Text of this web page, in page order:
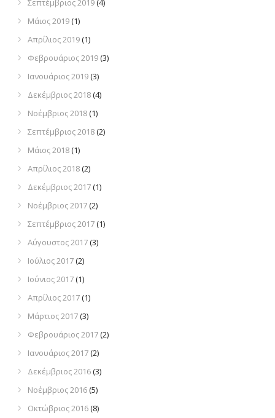
Σεπτέμβριος 2019(4)
Μάιος 2019(1)
Απρίλιος 2019(1)
Φεβρουάριος 2019(3)
Ιανουάριος 2019(3)
Δεκέμβριος 2018(4)
Νοέμβριος 2018(1)
Σεπτέμβριος 2018(2)
Μάιος 2018(1)
Απρίλιος 2018(2)
Δεκέμβριος 2017(1)
Νοέμβριος 2017(2)
Σεπτέμβριος 2017(1)
Αύγουστος 2017(3)
Ιούλιος 2017(2)
Ιούνιος 2017(1)
Απρίλιος 2017(1)
Μάρτιος 2017(3)
Φεβρουάριος 2017(2)
Ιανουάριος 2017(2)
Δεκέμβριος 2016(3)
Νοέμβριος 2016(5)
Οκτώβριος 2016(8)